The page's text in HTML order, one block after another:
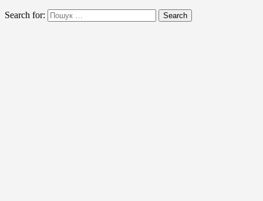
Search for: Search